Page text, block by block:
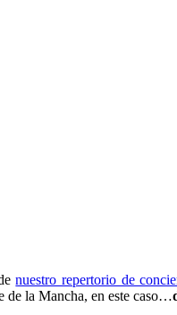
nuestro repertorio de
de la Mancha, en este caso…